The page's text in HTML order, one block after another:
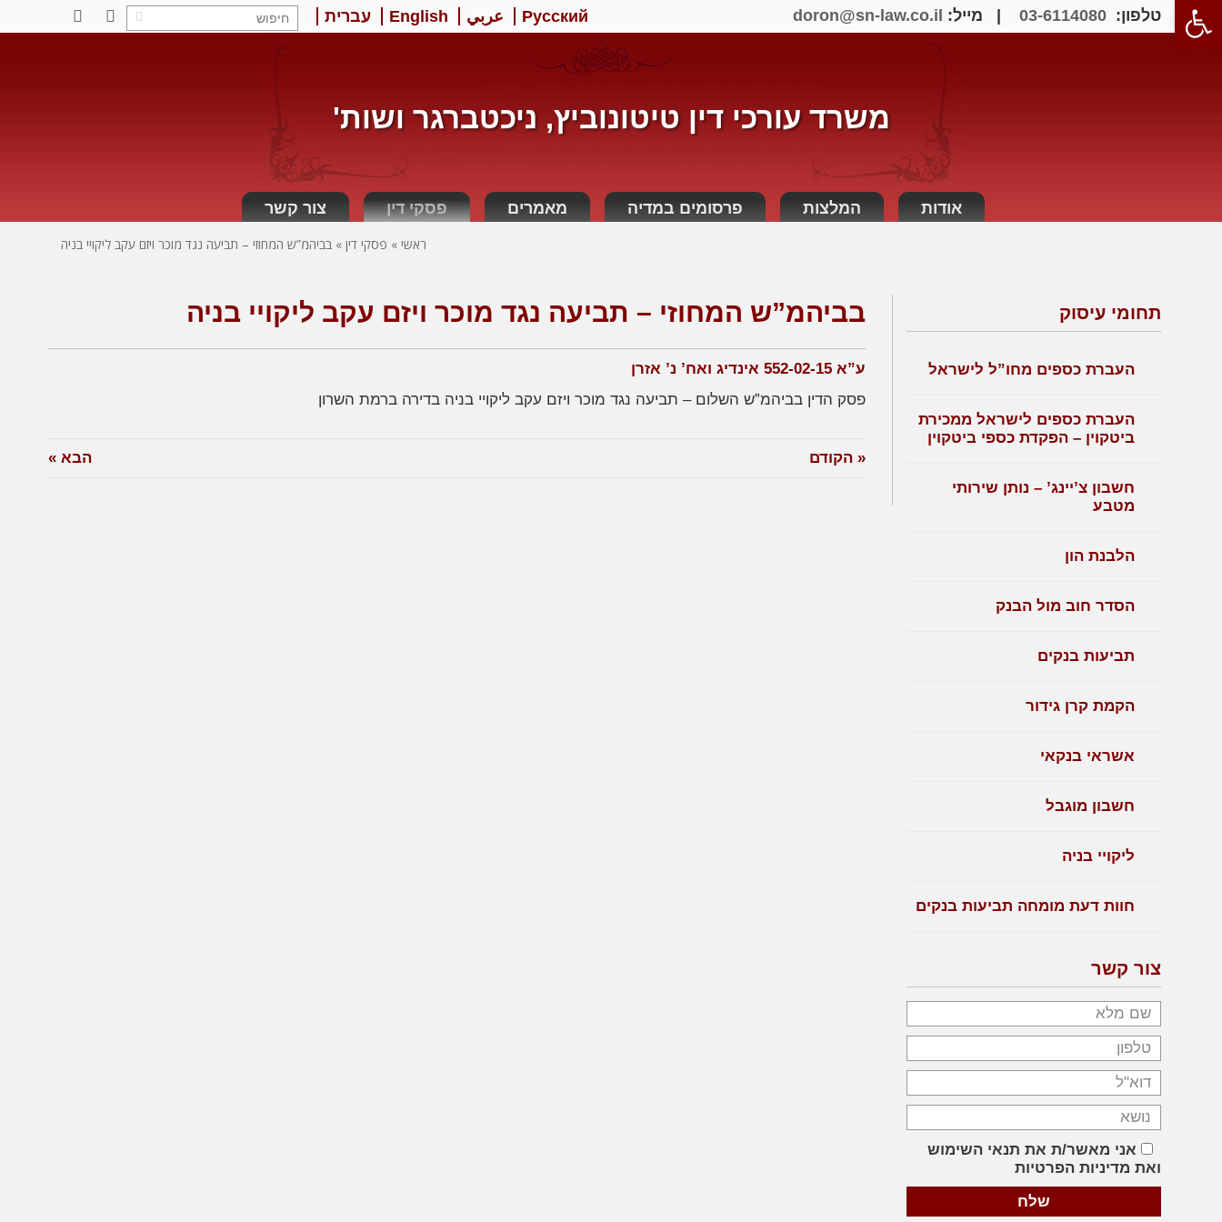
פתח סרגל נגישותטלפון:03-6114080 | מייל: doron@sn-law.co.il
Русский عربي English עברית
Facebook
LinkedIn
משרד עורכי דין טיטונוביץ, ניכטברגר ושות'
אודות המלצות פרסומים במדיה מאמרים פסקי דין צור קשר
ראשי » פסקי דין » בביהמ”ש המחוזי – תביעה נגד מוכר ויזם עקב ליקויי בניה
בביהמ”ש המחוזי – תביעה נגד מוכר ויזם עקב ליקויי בניה
ע”א 552-02-15 אינדיג ואח’ נ’ אזרן
פסק הדין בביהמ”ש השלום – תביעה נגד מוכר ויזם עקב ליקויי בניה בדירה ברמת השרון
« הקודם הבא »
תחומי עיסוק
העברת כספים מחו”ל לישראל
העברת כספים לישראל ממכירת
ביטקוין – הפקדת כספי ביטקוין
חשבון צ’יינג’ – נותן שירותי
מטבע
הלבנת הון
הסדר חוב מול הבנק
תביעות בנקים
הקמת קרן גידור
אשראי בנקאי
חשבון מוגבל
ליקויי בניה
חוות דעת מומחה תביעות בנקים
צור קשר
אני מאשר/ת את תנאי השימוש
ואת מדיניות הפרטיות